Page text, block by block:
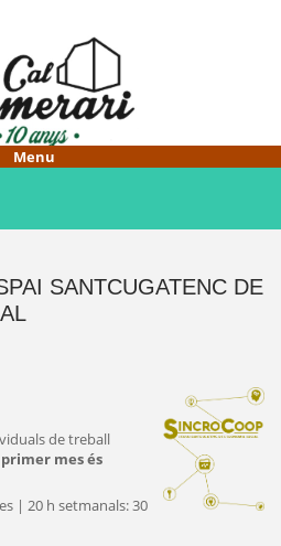
SANTCUGATENC DE
de treball
primer mes és
| 20 h setmanals: 30